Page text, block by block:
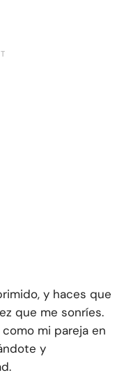
y haces que
que me sonríes.
mi pareja en
y